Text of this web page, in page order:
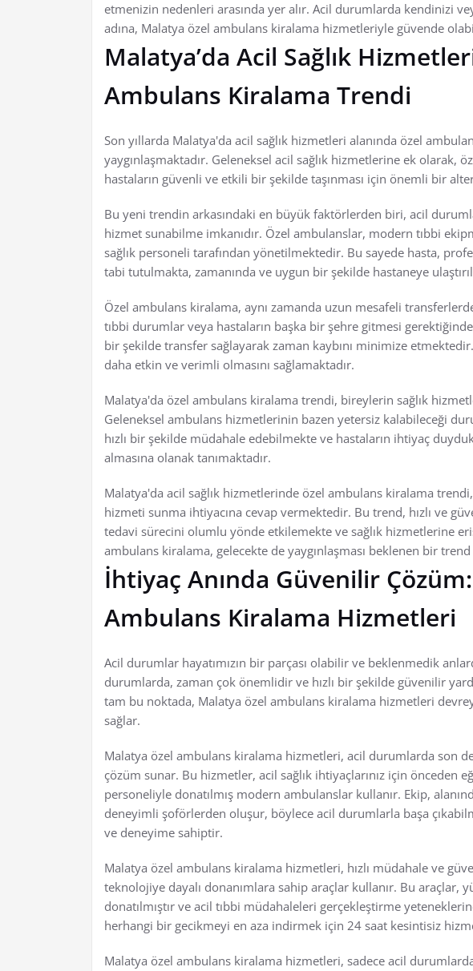
etmenizin nedenleri arasında yer alır. Acil durumlarda kendinizi
adına, Malatya özel ambulans kiralama hizmetleriyle güvende
Malatya’da Acil Sağlık
Ambulans Kiralama Trendi
Son yıllarda Malatya'da acil sağlık hizmetleri alanında özel
yaygınlaşmaktadır. Geleneksel acil sağlık hizmetlerine ek olarak,
hastaların güvenli ve etkili bir şekilde taşınması için önemli bir
Bu yeni trendin arkasındaki en büyük faktörlerden biri, acil
hizmet sunabilme imkanıdır. Özel ambulanslar, modern tıbbi
sağlık personeli tarafından yönetilmektedir. Bu sayede hasta,
tabi tutulmakta, zamanında ve uygun bir şekilde hastaneye
Özel ambulans kiralama, aynı zamanda uzun mesafeli
tıbbi durumlar veya hastaların başka bir şehre gitmesi
bir şekilde transfer sağlayarak zaman kaybını minimize
daha etkin ve verimli olmasını sağlamaktadır.
Malatya'da özel ambulans kiralama trendi, bireylerin sağlık
Geleneksel ambulans hizmetlerinin bazen yetersiz kalabileceği
hızlı bir şekilde müdahale edebilmekte ve hastaların ihtiyaç
almasına olanak tanımaktadır.
Malatya'da acil sağlık hizmetlerinde özel ambulans kiralama
hizmeti sunma ihtiyacına cevap vermektedir. Bu trend, hızlı ve
tedavi sürecini olumlu yönde etkilemekte ve sağlık hizmetlerine
ambulans kiralama, gelecekte de yaygınlaşması beklenen bir
İhtiyaç Anında Güvenilir
Ambulans Kiralama Hizmetleri
Acil durumlar hayatımızın bir parçası olabilir ve beklenmedik
durumlarda, zaman çok önemlidir ve hızlı bir şekilde güvenilir
tam bu noktada, Malatya özel ambulans kiralama hizmetleri
sağlar.
Malatya özel ambulans kiralama hizmetleri, acil durumlarda son
çözüm sunar. Bu hizmetler, acil sağlık ihtiyaçlarınız için önceden
personeliyle donatılmış modern ambulanslar kullanır. Ekip,
deneyimli şoförlerden oluşur, böylece acil durumlarla başa
ve deneyime sahiptir.
Malatya özel ambulans kiralama hizmetleri, hızlı müdahale ve
teknolojiye dayalı donanımlara sahip araçlar kullanır. Bu araçlar,
donatılmıştır ve acil tıbbi müdahaleleri gerçekleştirme
herhangi bir gecikmeyi en aza indirmek için 24 saat kesintisiz
Malatya özel ambulans kiralama hizmetleri, sadece acil